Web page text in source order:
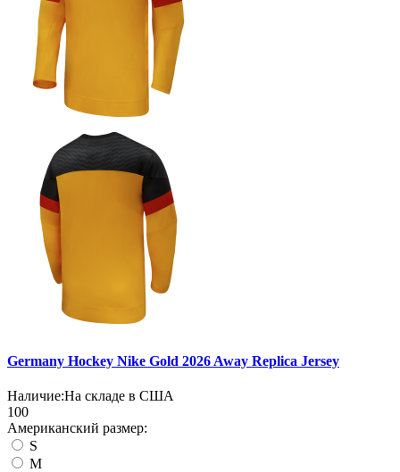
Germany Hockey Nike Gold 2026 Away Replica Jersey
Наличие:На складе в США
100
Американский размер:
S
M